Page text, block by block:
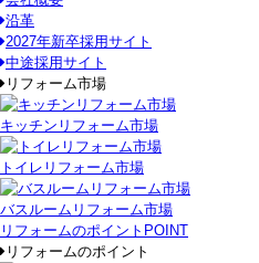
沿革
2027年新卒採用サイト
中途採用サイト
リフォーム市場
キッチンリフォーム市場
トイレリフォーム市場
バスルームリフォーム市場
リフォームのポイント POINT
リフォームのポイント